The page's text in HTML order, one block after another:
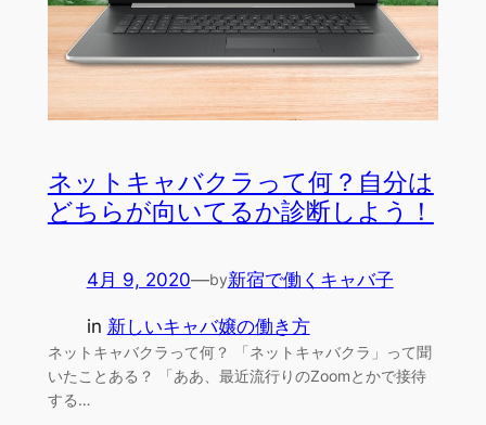
ネットキャバクラって何？自分は
どちらが向いてるか診断しよう！
4月 9, 2020—by新宿で働くキャバ子
in 新しいキャバ嬢の働き方
ネットキャバクラって何？ 「ネットキャバクラ」って聞
いたことある？ 「ああ、最近流行りのZoomとかで接待
する…